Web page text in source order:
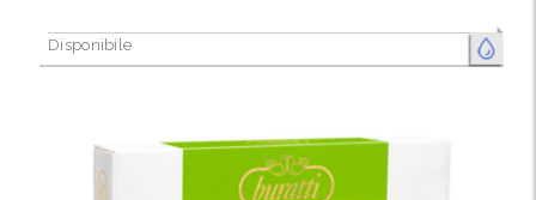
FRESCO
Disponibile